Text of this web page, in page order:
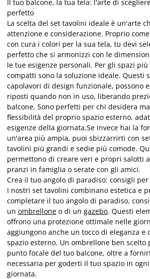
Il tuo balcone, la tua tela: l'arte di
perfetto
La scelta del set tavolini ideale è un'arte
attenzione e considerazione. Proprio
con cura i colori per la sua tela, tu devi
perfetto che si armonizzi con le
le tue esigenze personali. Per gli spazi
compatti sono la soluzione ideale. Questi
capolavori di design funzionale, possono
riposti quando non in uso, liberando
balcone. Sono perfetti per chi desidera
flessibilità del proprio spazio esterno,
esigenze della giornata.Se invece hai la
un'area più ampia, puoi sbizzarrirti con
tavolini più grandi e sedie più comode.
permettono di creare veri e propri salotti
pranzi in famiglia o serate con gli amici.
Crea il tuo angolo di paradiso: consigli
I nostri set tavolini combinano estetica e
completare il tuo angolo di paradiso,
un ombrellone o di un gazebo. Questi
offrono una protezione ottimale nelle
aggiungono anche un tocco di eleganza e
spazio esterno. Un ombrellone ben scelto
punto focale del tuo balcone, oltre a
necessaria per goderti il tuo spazio in
giornata.